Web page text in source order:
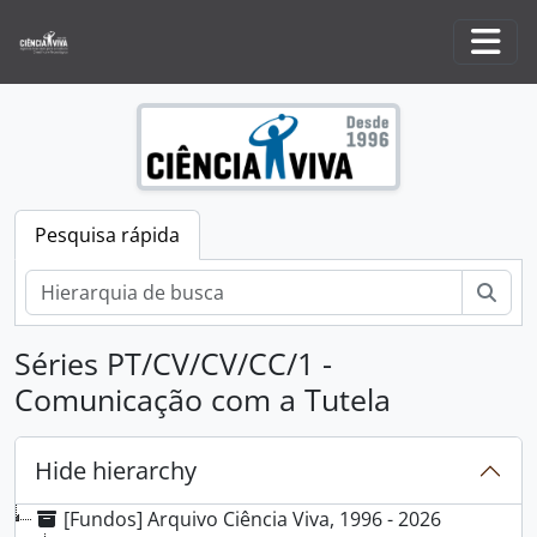
Pesquisa rápida
Séries PT/CV/CV/CC/1 -
Comunicação com a Tutela
Hide hierarchy
[Fundos] Arquivo Ciência Viva, 1996 - 2026